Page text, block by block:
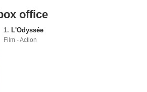
office
1. L'Odyssée
Film - Action